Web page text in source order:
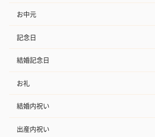
お中元
記念日
結婚記念日
お礼
結婚内祝い
出産内祝い